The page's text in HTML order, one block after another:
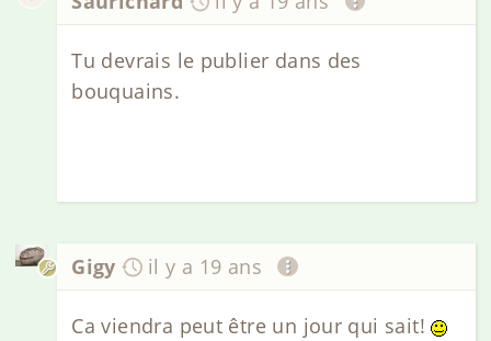
Tu devrais le publier dans des
bouquains.
Gigy il y a 19 ans
Ca viendra peut être un jour qui sait!